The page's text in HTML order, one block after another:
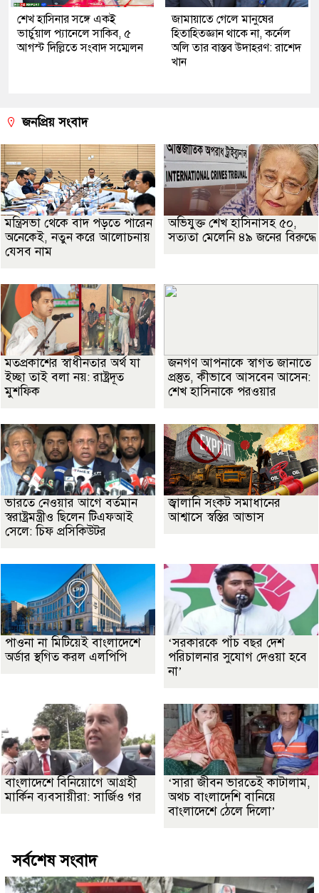
শেখ হাসিনার সঙ্গে একই
ভার্চুয়াল প্যানেলে সাকিব, ৫
আগস্ট দিল্লিতে সংবাদ সম্মেলন
জামায়াতে গেলে মানুষের
হিতাহিতজ্ঞান থাকে না, কর্নেল
অলি তার বাস্তব উদাহরণ: রাশেদ
খান
জনপ্রিয় সংবাদ
মন্ত্রিসভা থেকে বাদ পড়তে পারেন
অনেকেই, নতুন করে আলোচনায়
যেসব নাম
অভিযুক্ত শেখ হাসিনাসহ ৫০,
সত্যতা মেলেনি ৪৯ জনের বিরুদ্ধে
মতপ্রকাশের স্বাধীনতার অর্থ যা
ইচ্ছা তাই বলা নয়: রাষ্ট্রদূত
মুশফিক
জনগণ আপনাকে স্বাগত জানাতে
প্রস্তুত, কীভাবে আসবেন আসেন:
শেখ হাসিনাকে পরওয়ার
ভারতে নেওয়ার আগে বর্তমান
স্বরাষ্ট্রমন্ত্রীও ছিলেন টিএফআই
সেলে: চিফ প্রসিকিউটর
জ্বালানি সংকট সমাধানের
আশ্বাসে স্বস্তির আভাস
পাওনা না মিটিয়েই বাংলাদেশে
অর্ডার স্থগিত করল এলপিপি
‘সরকারকে পাঁচ বছর দেশ
পরিচালনার সুযোগ দেওয়া হবে
না’
বাংলাদেশে বিনিয়োগে আগ্রহী
মার্কিন ব্যবসায়ীরা: সার্জিও গর
‘সারা জীবন ভারতেই কাটালাম,
অথচ বাংলাদেশি বানিয়ে
বাংলাদেশে ঠেলে দিলো’
সর্বশেষ সংবাদ